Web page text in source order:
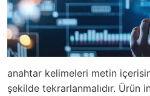
anahtar kelimeleri metin
şekilde tekrarlanmalıdır. Ürün